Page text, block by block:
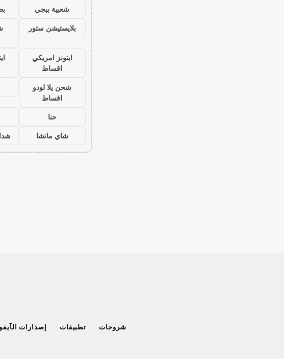
شعبية ببجي
بلايستيشن ستور
ايتونز امريكي
اقساط
شحن يلا لودو
اقساط
حنا
شاي ماتشا
شروحات تطبيقات إصدارات